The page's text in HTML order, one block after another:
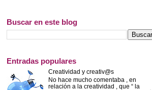
Buscar en este blog
Entradas populares
Creatividad y creativ@s
No hace mucho comentaba , en
relación a la creatividad , que “ la